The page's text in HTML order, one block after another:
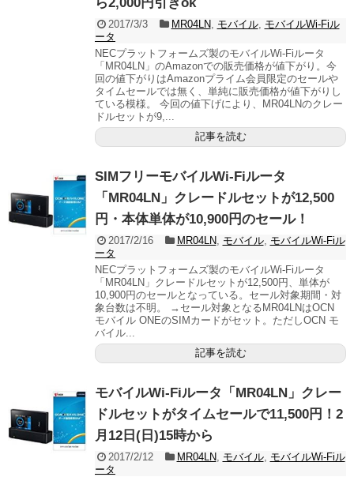
ら2,000円引きok
2017/3/3 MR04LN, モバイル, モバイルWi-Fiル
ータ
NECプラットフォームズ製のモバイルWi-Fiルータ
「MR04LN」のAmazonでの販売価格が値下がり。今
回の値下がりはAmazonプライム会員限定のセールや
タイムセールでは無く、単純に販売価格が値下がりし
ている模様。 今回の値下げにより、MR04LNのクレー
ドルセットが9,...
記事を読む
SIMフリーモバイルWi-Fiルータ
「MR04LN」クレードルセットが12,500
円・本体単体が10,900円のセール！
2017/2/16 MR04LN, モバイル, モバイルWi-Fiル
ータ
NECプラットフォームズ製のモバイルWi-Fiルータ
「MR04LN」クレードルセットが12,500円、単体が
10,900円のセールとなっている。セール対象期間・対
象台数は不明。 →セール対象となるMR04LNはOCN
モバイル ONEのSIMカードがセット。ただしOCN モ
バイル...
記事を読む
モバイルWi-Fiルータ「MR04LN」クレー
ドルセットがタイムセールで11,500円！2
月12日(日)15時から
2017/2/12 MR04LN, モバイル, モバイルWi-Fiル
ータ